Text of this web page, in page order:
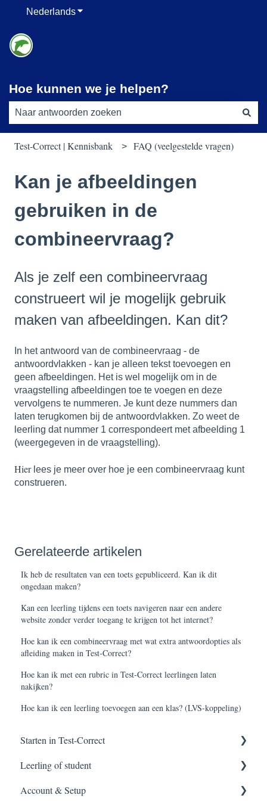
NederlandsSubmenu tonen voor vertalingen
Hoe kunnen we je helpen?
Test-Correct | Kennisbank FAQ (veelgestelde vragen)
Kan je afbeeldingen
gebruiken in de
combineervraag?
Als je zelf een combineervraag
construeert wil je mogelijk gebruik
maken van afbeeldingen. Kan dit?
In het antwoord van de combineervraag - de
antwoordvlakken - kan je alleen tekst toevoegen en
geen afbeeldingen. Het is wel mogelijk om in de
vraagstelling afbeeldingen toe te voegen en deze
vervolgens te nummeren. Je kunt deze nummers dan
laten terugkomen bij de antwoordvlakken. Zo weet de
leerling dat nummer 1 correspondeert met afbeelding 1
(weergegeven in de vraagstelling).
Hierlees je meer over hoe je een combineervraag kunt
construeren.
Gerelateerde artikelen
Ik heb de resultaten van een toets gepubliceerd. Kan ik dit
ongedaan maken?
Kan een leerling tijdens een toets navigeren naar een andere
website zonder verder toegang te krijgen tot het internet?
Hoe kan ik een combineervraag met wat extra antwoordopties als
afleiding maken in Test-Correct?
Hoe kan ik met een rubric in Test-Correct leerlingen laten
nakijken?
Hoe kan ik een leerling toevoegen aan een klas? (LVS-koppeling)
Starten in Test-Correct
Content vinden
Toets construeren
Leerling of student
Applicatie meldingen
Account & Setup